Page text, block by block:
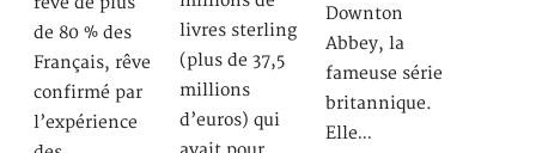
de 80 % des
Français, rêve
confirmé par
l’expérience
livres sterling
(plus de 37,5
millions
d’euros) qui
Downton
Abbey, la
fameuse série
britannique.
Elle…